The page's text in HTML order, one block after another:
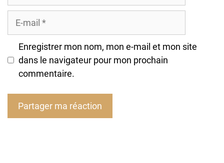
Enregistrer mon nom, mon e-mail et mon site
dans le navigateur pour mon prochain
commentaire.